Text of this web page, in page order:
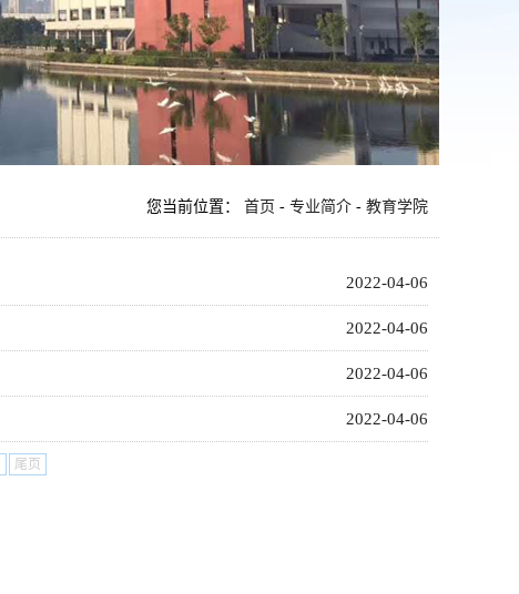
您当前位置： 首页 - 专业简介 - 教育学院
2022-04-06
2022-04-06
2022-04-06
2022-04-06
尾页